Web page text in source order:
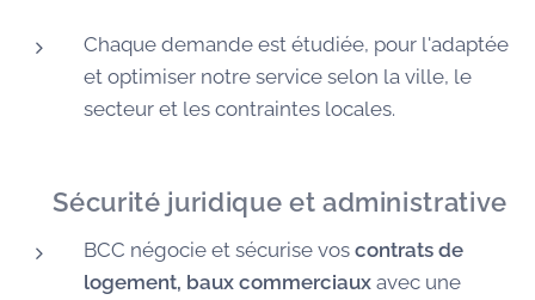
Chaque demande est étudiée, pour l'adaptée
et optimiser notre service selon la ville, le
secteur et les contraintes locales.
🛡️Sécurité juridique et administrative
BCC négocie et sécurise vos contrats de
logement, baux commerciaux avec une